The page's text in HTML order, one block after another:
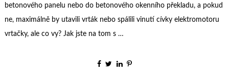
betonového panelu nebo do betonového okenního překladu, a pokud
ne, maximálně by utavili vrták nebo spálili vinutí cívky elektromotoru
vrtačky, ale co vy? Jak jste na tom s …